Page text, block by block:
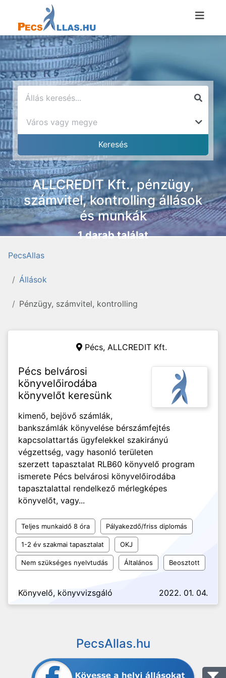
ALLCREDIT Kft., pénzügy,
számvitel, kontrolling állások
és munkák
1 darab találat
PecsAllas
Állások
Pénzügy, számvitel, kontrolling
Pécs, ALLCREDIT Kft.
Pécs belvárosi
könyvelőirodába
könyvelőt keresünk
kimenő, bejövő számlák,
bankszámlák könyvelése bérszámfejtés
kapcsolattartás ügyfelekkel szakirányú
végzettség, vagy hasonló területen
szerzett tapasztalat RLB60 könyvelő program
ismerete Pécs belvárosi könyvelőirodába
tapasztalattal rendelkező mérlegképes
könyvelőt, vagy...
Teljes munkaidő 8 óra Pályakezdő/friss diplomás
1-2 év szakmai tapasztalat OKJ
Nem szükséges nyelvtudás Általános Beosztott
Könyvelő, könyvvizsgáló 2022. 01. 04.
PecsAllas.hu